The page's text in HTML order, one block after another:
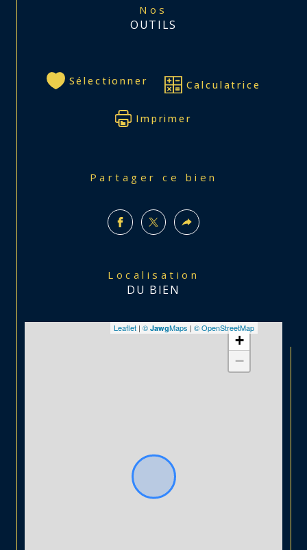
Nos
OUTILS
Sélectionner Calculatrice
Imprimer
Partager ce bien
Localisation
DU BIEN
+
−
Leaflet | © JawgMaps | © OpenStreetMap